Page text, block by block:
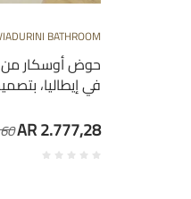
BATHROOM
حوض أوسكار من
في إيطاليا،
AR 2.777,28